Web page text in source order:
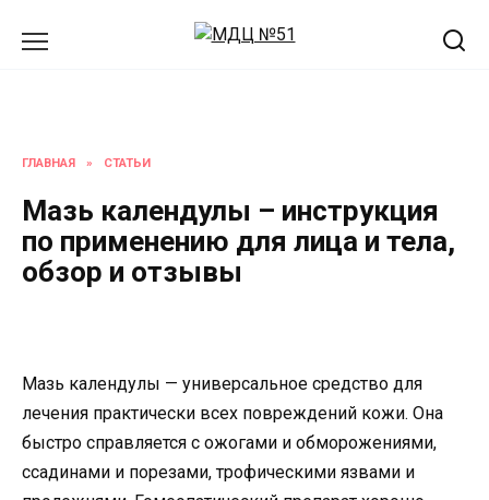
ГЛАВНАЯ » СТАТЬИ
Мазь календулы – инструкция
по применению для лица и тела,
обзор и отзывы
Мазь календулы — универсальное средство для
лечения практически всех повреждений кожи. Она
быстро справляется с ожогами и обморожениями,
ссадинами и порезами, трофическими язвами и